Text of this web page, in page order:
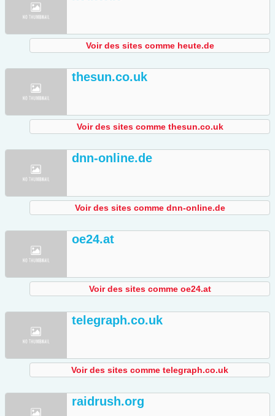
Voir des sites comme heute.de
thesun.co.uk
Voir des sites comme thesun.co.uk
dnn-online.de
Voir des sites comme dnn-online.de
oe24.at
Voir des sites comme oe24.at
telegraph.co.uk
Voir des sites comme telegraph.co.uk
raidrush.org